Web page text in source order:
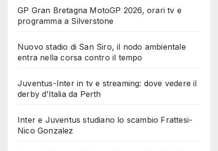
GP Gran Bretagna MotoGP 2026, orari tv e
programma a Silverstone
Nuovo stadio di San Siro, il nodo ambientale
entra nella corsa contro il tempo
Juventus-Inter in tv e streaming: dove vedere il
derby d’Italia da Perth
Inter e Juventus studiano lo scambio Frattesi-
Nico Gonzalez